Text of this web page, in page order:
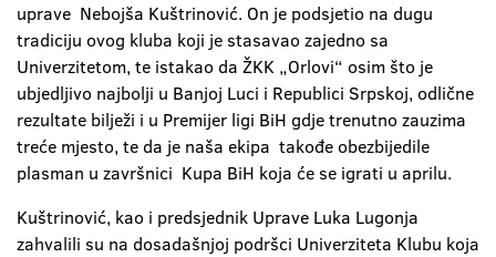
uprave Nebojša Kuštrinović. On je podsjetio na dugu
tradiciju ovog kluba koji je stasavao zajedno sa
Univerzitetom, te istakao da ŽKK „Orlovi“ osim što je
ubjedljivo najbolji u Banjoj Luci i Republici Srpskoj, odlične
rezultate bilježi i u Premijer ligi BiH gdje trenutno zauzima
treće mjesto, te da je naša ekipa takođe obezbijedile
plasman u završnici Kupa BiH koja će se igrati u aprilu.
Kuštrinović, kao i predsjednik Uprave Luka Lugonja
zahvalili su na dosadašnjoj podršci Univerziteta Klubu koja